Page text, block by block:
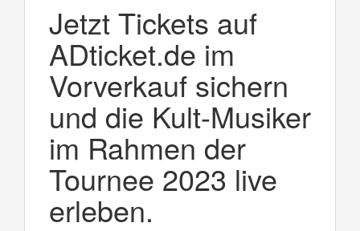
Jetzt Tickets auf
ADticket.de im
Vorverkauf sichern
und die Kult-Musiker
im Rahmen der
Tournee 2023 live
erleben.